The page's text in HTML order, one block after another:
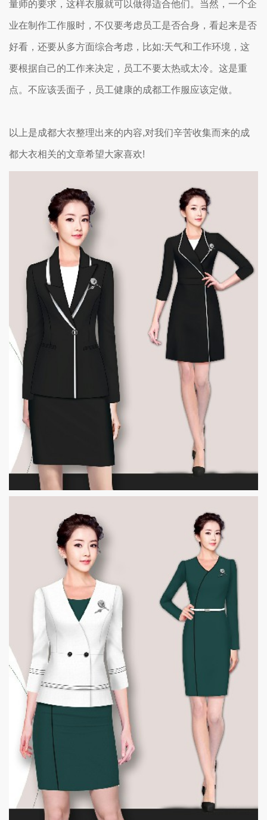
量师的要求，这样衣服就可以做得适合他们。当然，一个企
业在制作工作服时，不仅要考虑员工是否合身，看起来是否
好看，还要从多方面综合考虑，比如:天气和工作环境，这
要根据自己的工作来决定，员工不要太热或太冷。这是重
点。不应该丢面子，员工健康的成都工作服应该定做。
以上是成都大衣整理出来的内容,对我们辛苦收集而来的成
都大衣相关的文章希望大家喜欢!